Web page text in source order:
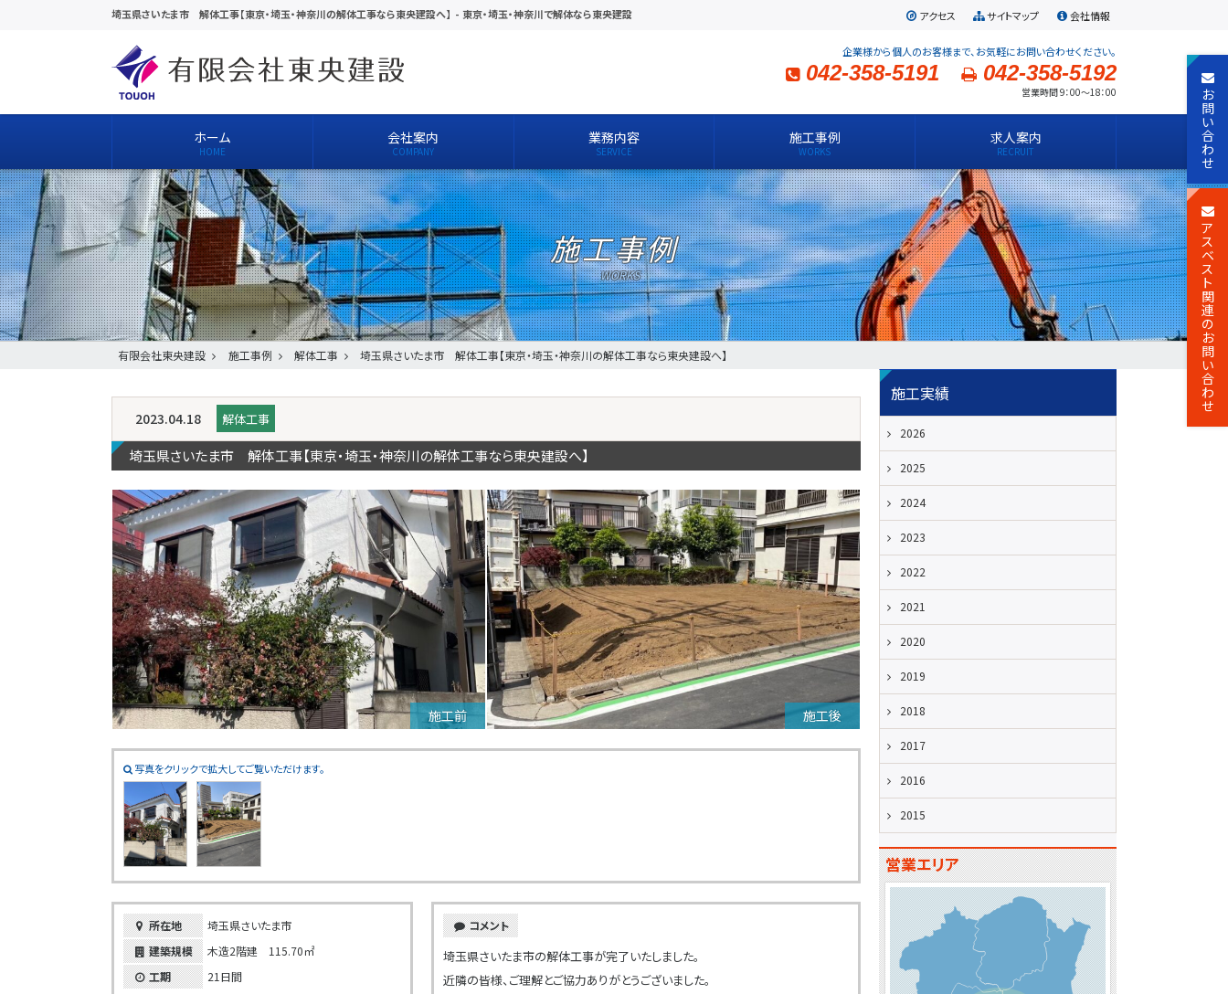
埼玉県さいたま市 解体工事【東京・埼玉・神奈川の解体工事なら東央建設へ】 - 東京・埼玉・神奈川で解体なら東央建設 アクセス サイトマップ 会社情報
企業様から個人のお客様まで、お気軽にお問い合わせください。
042-358-5191 042-358-5192
営業時間 9：00～18：00
ホーム 会社案内 業務内容 施工事例 求人案内
施工事例
有限会社東央建設 施工事例 解体工事 埼玉県さいたま市 解体工事【東京・埼玉・神奈川の解体工事なら東央建設へ】
2023.04.18 解体工事
埼玉県さいたま市 解体工事【東京・埼玉・神奈川の解体工事なら東央建設へ】
施工前 施工後
写真をクリックで拡大してご覧いただけます。
所在地
埼玉県さいたま市
建築規模
木造2階建 115.70㎡
工期
21日間
コメント
埼玉県さいたま市の解体工事が完了いたしました。
近隣の皆様、ご理解とご協力ありがとうございました。
施工実績
2026
2025
2024
2023
2022
2021
2020
2019
2018
2017
2016
2015
営業エリア
お
問
い
合
わ
せ
ア
ス
ベ
ス
ト
関
連
の
お
問
い
合
わ
せ